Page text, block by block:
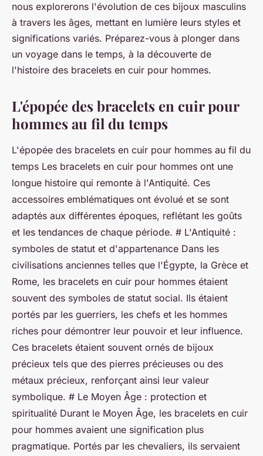
nous explorerons l'évolution de ces bijoux masculins
à travers les âges, mettant en lumière leurs styles et
significations variés. Préparez-vous à plonger dans
un voyage dans le temps, à la découverte de
l'histoire des bracelets en cuir pour hommes.
L'épopée des bracelets en cuir pour
hommes au fil du temps
L'épopée des bracelets en cuir pour hommes au fil du
temps Les bracelets en cuir pour hommes ont une
longue histoire qui remonte à l'Antiquité. Ces
accessoires emblématiques ont évolué et se sont
adaptés aux différentes époques, reflétant les goûts
et les tendances de chaque période. # L'Antiquité :
symboles de statut et d'appartenance Dans les
civilisations anciennes telles que l'Égypte, la Grèce et
Rome, les bracelets en cuir pour hommes étaient
souvent des symboles de statut social. Ils étaient
portés par les guerriers, les chefs et les hommes
riches pour démontrer leur pouvoir et leur influence.
Ces bracelets étaient souvent ornés de bijoux
précieux tels que des pierres précieuses ou des
métaux précieux, renforçant ainsi leur valeur
symbolique. # Le Moyen Âge : protection et
spiritualité Durant le Moyen Âge, les bracelets en cuir
pour hommes avaient une signification plus
pragmatique. Portés par les chevaliers, ils servaient